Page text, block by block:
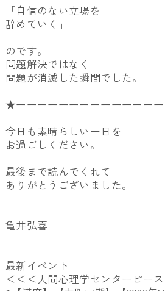
「自信のない立場を
辞めていく」
のです。
問題解決ではなく
問題が消滅した瞬間でした。
★ーーーーーーーーーーーーーー
今日も素晴らしい一日を
お過ごしください。
最後まで読んでくれて
ありがとうございました。
亀井弘喜
最新イベント
＜＜＜人間心理学センターピー